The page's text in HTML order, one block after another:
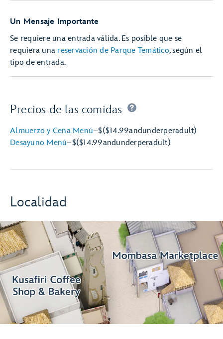
Un Mensaje Importante
Se requiere una entrada válida. Es posible que se
requiera una reservación de Parque Temático, según el
tipo de entrada.
Precios de las comidas
Almuerzo y Cena Menú–$($14.99andunderperadult)
Desayuno Menú–$($14.99andunderperadult)
Localidad